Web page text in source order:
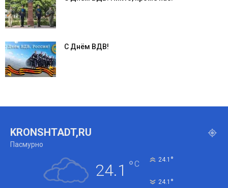
С Днём ВДВ!
KRONSHTADT,RU
Пасмурно
24.1 °C 24.1 °
24.1 °